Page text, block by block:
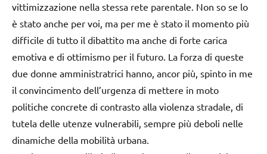
vittimizzazione nella stessa rete parentale. Non so se lo
è stato anche per voi, ma per me è stato il momento più
difficile di tutto il dibattito ma anche di forte carica
emotiva e di ottimismo per il futuro. La forza di queste
due donne amministratrici hanno, ancor più, spinto in me
il convincimento dell’urgenza di mettere in moto
politiche concrete di contrasto alla violenza stradale, di
tutela delle utenze vulnerabili, sempre più deboli nelle
dinamiche della mobilità urbana.